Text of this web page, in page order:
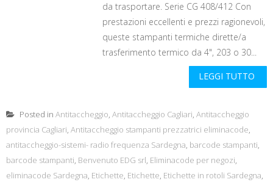
da trasportare. Serie CG 408/412 Con
prestazioni eccellenti e prezzi ragionevoli,
queste stampanti termiche dirette/a
trasferimento termico da 4", 203 o 30...
LEGGI TUTTO
Posted in Antitaccheggio, Antitaccheggio Cagliari, Antitaccheggio
provincia Cagliari, Antitaccheggio stampanti prezzatrici eliminacode,
antitaccheggio-sistemi- radio frequenza Sardegna, barcode stampanti,
barcode stampanti, Benvenuto EDG srl, Eliminacode per negozi,
eliminacode Sardegna, Etichette, Etichette, Etichette in rotoli Sardegna,